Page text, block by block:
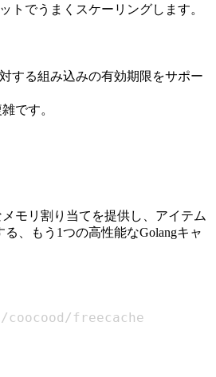
トでうまくスケーリングします。
する組み込みの有効期限をサポー
です。
モリ割り当てを提供し、アイテム
、もう1つの高性能なGolangキャ
freecache